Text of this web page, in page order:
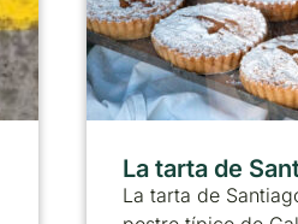
La tarta de
La tarta de